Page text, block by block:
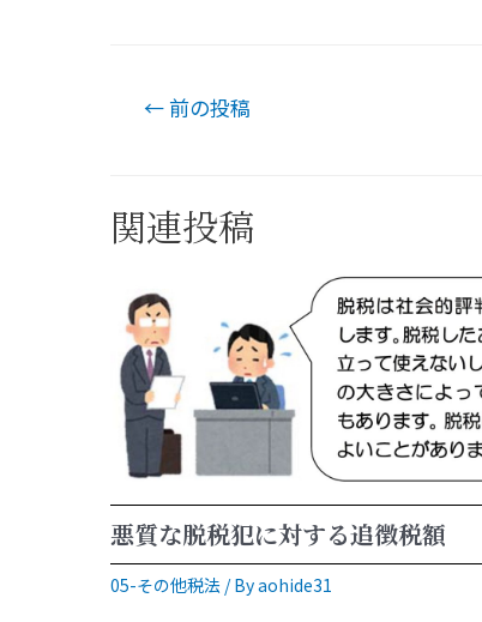
←前の投稿
関連投稿
悪質な脱税犯に対する追徴税額
05-その他税法 / Byaohide31